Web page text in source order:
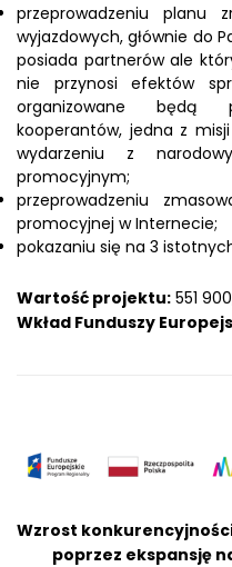
przeprowadzeniu planu
wyjazdowych, głównie do
posiada partnerów ale
nie przynosi efektów
organizowane będą
kooperantów, jedna z
wydarzeniu z
promocyjnym;
przeprowadzeniu
promocyjnej w Internecie;
pokazaniu się na 3
Wartość projektu: 551
Wkład Funduszy
Wzrost konkurencyjności
poprzez ekspansję